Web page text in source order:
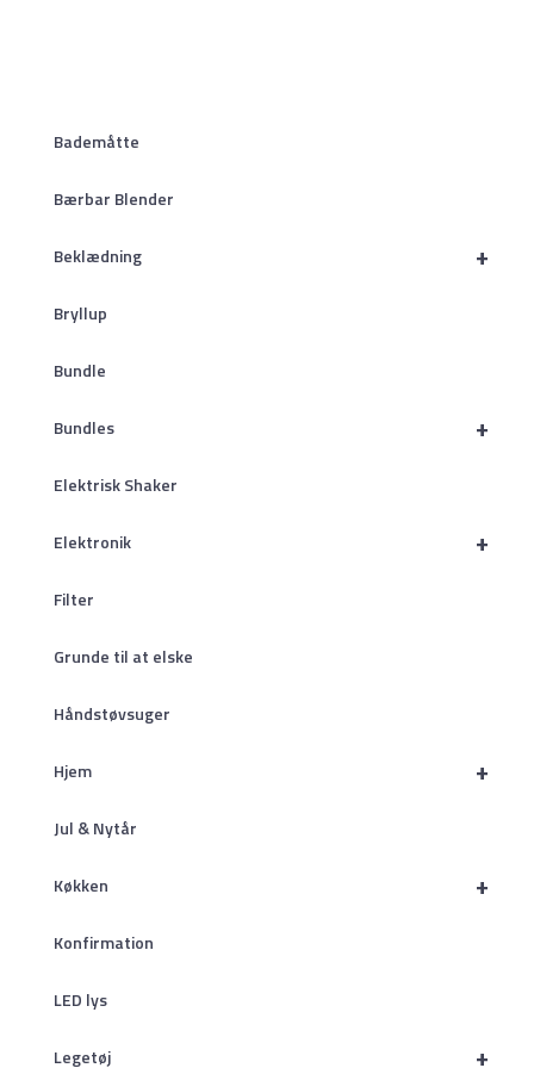
Bademåtte
Bærbar Blender
+
Beklædning
Bryllup
Bundle
+
Bundles
Elektrisk Shaker
+
Elektronik
Filter
Grunde til at elske
Håndstøvsuger
+
Hjem
Jul & Nytår
+
Køkken
Konfirmation
LED lys
+
Legetøj